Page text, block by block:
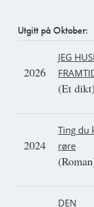
Utgitt på Oktober:
2026
JEG
(Et dikt)
2024
Ting du
røre
DEN